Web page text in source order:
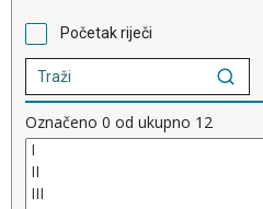
Početak riječi
Označeno 0 od ukupno 12